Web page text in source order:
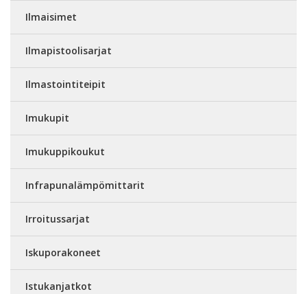
Ilmaisimet
Ilmapistoolisarjat
Ilmastointiteipit
Imukupit
Imukuppikoukut
Infrapunalämpömittarit
Irroitussarjat
Iskuporakoneet
Istukanjatkot